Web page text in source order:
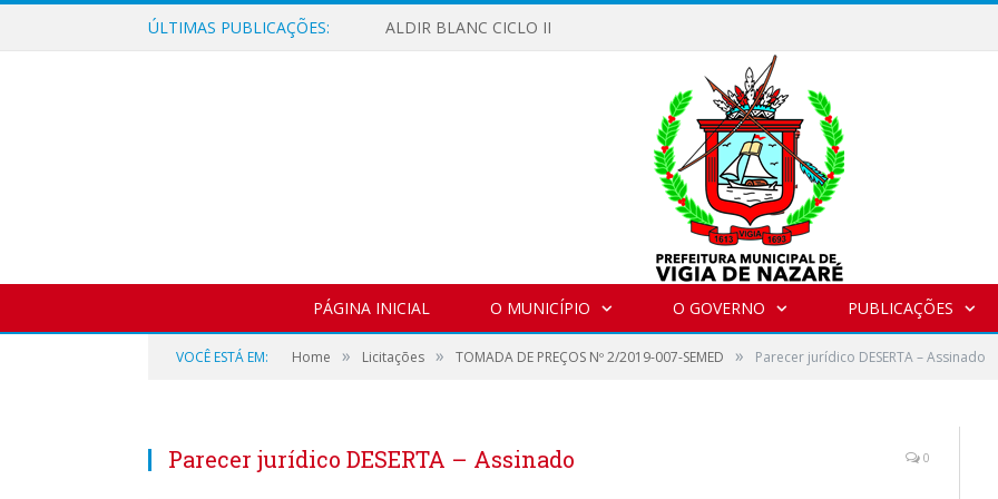
ÚLTIMAS PUBLICAÇÕES: ALDIR BLANC CICLO II
PÁGINA INICIAL O MUNICÍPIO O GOVERNO PUBLICAÇÕES
VOCÊ ESTÁ EM: Home » Licitações » TOMADA DE PREÇOS Nº 2/2019-007-SEMED » Parecer jurídico DESERTA – Assinado
Parecer jurídico DESERTA – Assinado 0